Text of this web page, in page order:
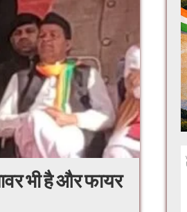
भी है और फायर